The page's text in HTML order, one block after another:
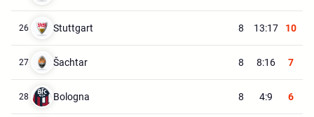
26 Stuttgart 8 13:17 10
27 Šachtar 8 8:16 7
28 Bologna 8 4:9 6